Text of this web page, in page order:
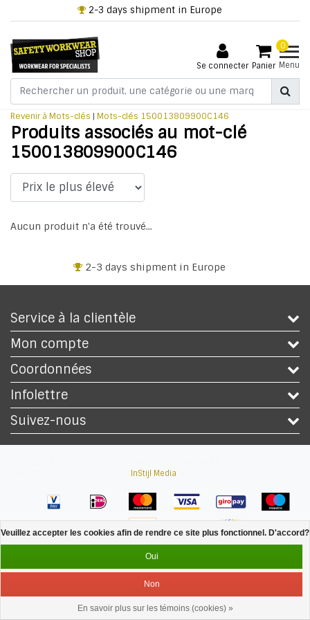
2-3 days shipment in Europe
Se connecter
0
Panier Menu
Revenir à Mots-clés | Mots-clés 150013809900C146
Produits associés au mot-clé
150013809900C146
Aucun produit n'a été trouvé...
2-3 days shipment in Europe
Service à la clientèle
Mon compte
Coordonnées
Infolettre
Suivez-nous
InStijl Media
Menu Se connecter
Veuillez accepter les cookies afin de rendre ce site plus fonctionnel. D'accord?
Oui
Non
En savoir plus sur les témoins (cookies) »